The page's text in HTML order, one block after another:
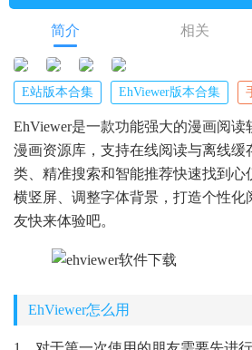
简介 相关
E站版本合集 EhViewer版本合集
EhViewer是一款功能强大的漫画阅
漫画资源库，支持在线阅读与离线缓
类、精准搜索和智能推荐快速找到心
横竖屏、调整字体背景，打造个性化
友快来体验吧。
EhViewer怎么用